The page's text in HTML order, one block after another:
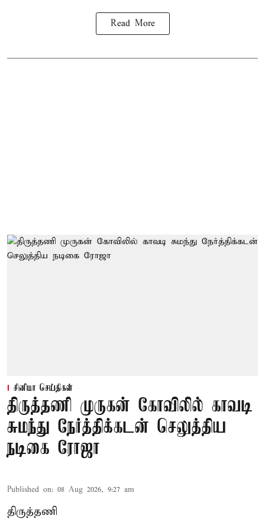
Read More
சினிமா செய்திகள்
திருத்தணி முருகன் கோவிலில் காவடி
சுமந்து நேர்த்திக்கடன் செலுத்திய
நடிகை ரோஜா
Published on: 08 Aug 2026, 9:27 am
திருத்தணி